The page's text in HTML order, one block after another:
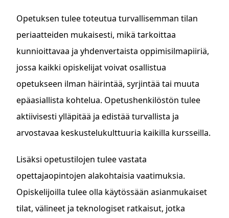
Opetuksen tulee toteutua turvallisemman tilan
periaatteiden mukaisesti, mikä tarkoittaa
kunnioittavaa ja yhdenvertaista oppimisilmapiiriä,
jossa kaikki opiskelijat voivat osallistua
opetukseen ilman häirintää, syrjintää tai muuta
epäasiallista kohtelua. Opetushenkilöstön tulee
aktiivisesti ylläpitää ja edistää turvallista ja
arvostavaa keskustelukulttuuria kaikilla kursseilla.
Lisäksi opetustilojen tulee vastata
opettajaopintojen alakohtaisia vaatimuksia.
Opiskelijoilla tulee olla käytössään asianmukaiset
tilat, välineet ja teknologiset ratkaisut, jotka